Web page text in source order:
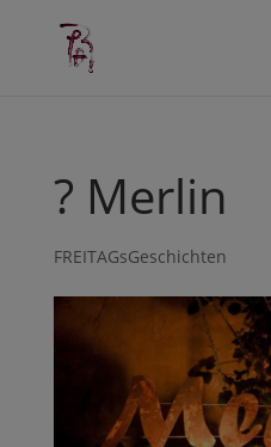
? Merlin
FREITAGsGeschichten